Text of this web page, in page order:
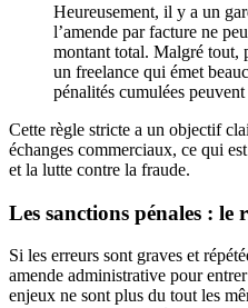
Heureusement, il y a un
l’amende par facture ne
montant total. Malgré tout,
un freelance qui émet
pénalités cumulées
Cette règle stricte a un objectif
échanges commerciaux, ce qui
et la lutte contre la fraude.
Les sanctions pénales :
Si les erreurs sont graves et
amende administrative pour
enjeux ne sont plus du tout les